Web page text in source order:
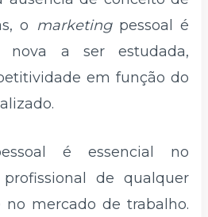
o marketingpessoal é
nova a ser estudada,
em função do
é essencial no
de qualquer
mercado de trabalho.